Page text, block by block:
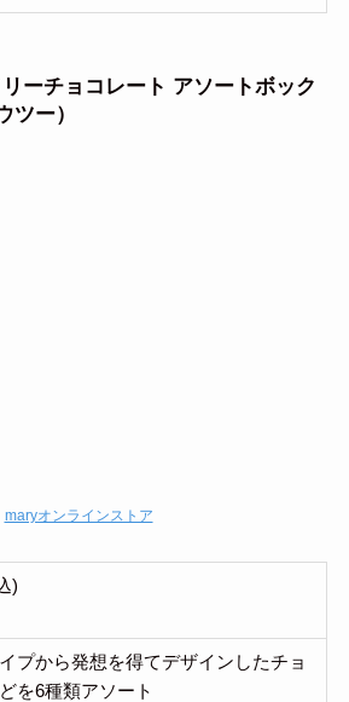
ーチョコレート アソートボック
ツー）
maryオンラインストア
)
プから発想を得てデザインしたチョ
を6種類アソート